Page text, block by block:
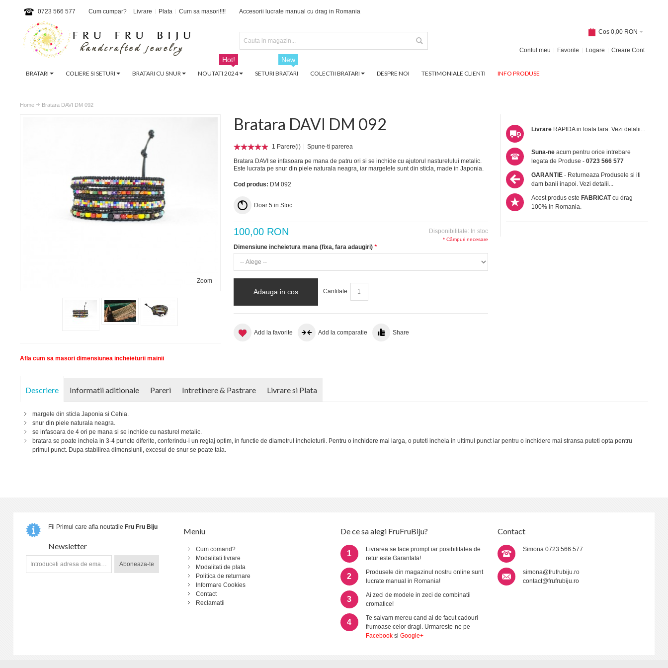
0723 566 577 Cum cumpar? Livrare Plata Cum sa masori!!!! Accesorii lucrate manual cu drag in Romania
Cos 0,00 RON
Contul meu Favorite Logare Creare Cont
BRATARI COLIERE SI SETURI BRATARI CU SNUR NOUTATI 2024
Hot!
SETURI BRATARI
New
COLECTII BRATARI DESPRE NOI TESTIMONIALE CLIENTI INFO PRODUSE
Home Bratara DAVI DM 092
Zoom
Afla cum sa masori dimensiunea incheieturii mainii
Bratara DAVI DM 092
1 Parere(i) Spune-ti parerea
Bratara DAVI se infasoara pe mana de patru ori si se inchide cu ajutorul nasturelului metalic.
Este lucrata pe snur din piele naturala neagra, iar margelele sunt din sticla, made in Japonia.
Cod produs: DM 092
Doar 5 in Stoc
Disponibilitate: In stoc
100,00 RON
*
Dimensiune incheietura mana (fixa, fara adaugiri)
* Câmpuri necesare
Adauga in cos Cantitate:
Add la favorite Add la comparatie Share
Livrare RAPIDA in toata tara.Vezi detalii...
Suna-ne acum pentru orice intrebare
legata de Produse -0723 566 577
GARANTIE - Returneaza Produsele si iti
dam banii inapoi.Vezi detalii...
Acest produs esteFABRICATcu drag
100% in Romania.
Descriere Informatii aditionale Pareri Intretinere & Pastrare Livrare si Plata
margele din sticla Japonia si Cehia.
snur din piele naturala neagra.
se infasoara de 4 ori pe mana si se inchide cu nasturel metalic.
bratara se poate incheia in 3-4 puncte diferite, conferindu-i un reglaj optim, in functie de diametrul incheieturii. Pentru o inchidere mai larga, o puteti incheia in ultimul punct iar pentru o inchidere mai stransa puteti opta pentru
primul punct. Dupa stabilirea dimensiunii, excesul de snur se poate taia.
Fii Primul care afla noutatileFru Fru Biju
Newsletter
Aboneaza-te
Meniu
Cum comand?
Modalitati livrare
Modalitati de plata
Politica de returnare
Informare Cookies
Contact
Reclamatii
De ce sa alegi FruFruBiju?
1
Livrarea se face prompt iar posibilitatea de
retur este Garantata!
2
Produsele din magazinul nostru online sunt
lucrate manual in Romania!
3
Ai zeci de modele in zeci de combinatii
cromatice!
4
Te salvam mereu cand ai de facut cadouri
frumoase celor dragi. Urmareste-ne pe
Facebooksi Google+
Contact
Simona 0723 566 577
simona@frufrubiju.ro
contact@frufrubiju.ro